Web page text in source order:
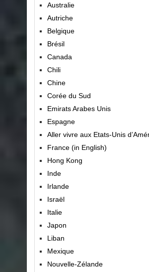
Australie
Autriche
Belgique
Brésil
Canada
Chili
Chine
Corée du Sud
Emirats Arabes Unis
Espagne
Aller vivre aux Etats-Unis
France (in English)
Hong Kong
Inde
Irlande
Israël
Italie
Japon
Liban
Mexique
Nouvelle-Zélande